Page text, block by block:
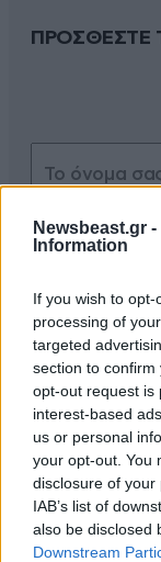
Newsbeast.gr -
Information
If you wish to
processing of
targeted
section to
opt-out request is
interest-based
us or personal
your opt-out. You
disclosure of
IAB’s list of
also be disclosed
Downstream
ΠΡΟΣΘΕΣΤΕ
Xαρακτήρες: 0/
Διαβάστε και
TRENDING